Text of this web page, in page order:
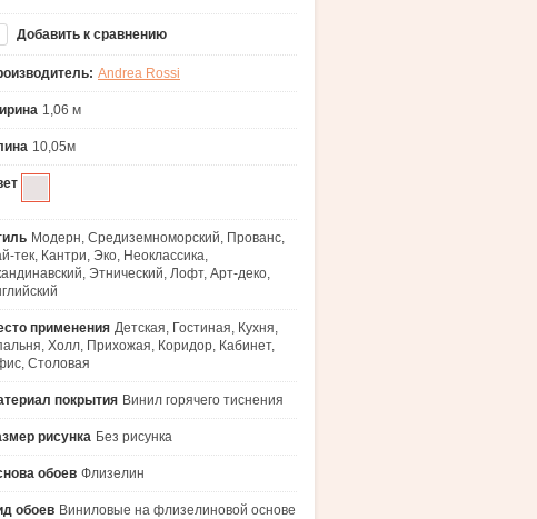
Добавить к сравнению
Andrea Rossi
1,06 м
10,05м
Модерн, Средиземноморский, Прованс,
тек, Кантри, Эко, Неоклассика,
Этнический, Лофт, Арт-деко,
применения Детская, Гостиная, Кухня,
Холл, Прихожая, Коридор, Кабинет,
Столовая
покрытия Винил горячего тиснения
рисунка Без рисунка
обоев Флизелин
обоев Виниловые на флизелиновой основе